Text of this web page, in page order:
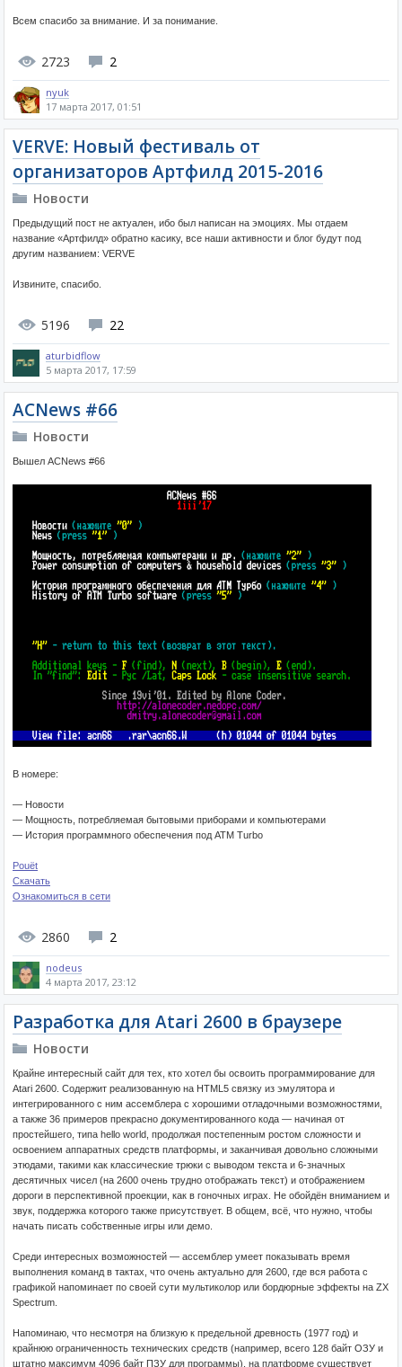
Всем спасибо за внимание. И за понимание.
2723 2
nyuk
17 марта 2017, 01:51
VERVE: Новый фестиваль от
организаторов Артфилд 2015-2016
Новости
Предыдущий пост не актуален, ибо был написан на эмоциях. Мы отдаем
название «Артфилд» обратно касику, все наши активности и блог будут под
другим названием: VERVE
Извините, спасибо.
5196 22
aturbidflow
5 марта 2017, 17:59
ACNews #66
Новости
Вышел ACNews #66
В номере:
— Новости
— Мощность, потребляемая бытовыми приборами и компьютерами
— История программного обеспечения под ATM Turbo
Pouët
Скачать
Ознакомиться в сети
2860 2
nodeus
4 марта 2017, 23:12
Разработка для Atari 2600 в браузере
Новости
Крайне интересный сайт для тех, кто хотел бы освоить программирование для
Atari 2600. Содержит реализованную на HTML5 связку из эмулятора и
интегрированного с ним ассемблера с хорошими отладочными возможностями,
а также 36 примеров прекрасно документированного кода — начиная от
простейшего, типа hello world, продолжая постепенным ростом сложности и
освоением аппаратных средств платформы, и заканчивая довольно сложными
этюдами, такими как классические трюки с выводом текста и 6-значных
десятичных чисел (на 2600 очень трудно отображать текст) и отображением
дороги в перспективной проекции, как в гоночных играх. Не обойдён вниманием и
звук, поддержка которого также присутствует. В общем, всё, что нужно, чтобы
начать писать собственные игры или демо.
Среди интересных возможностей — ассемблер умеет показывать время
выполнения команд в тактах, что очень актуально для 2600, где вся работа с
графикой напоминает по своей сути мультиколор или бордюрные эффекты на ZX
Spectrum.
Напоминаю, что несмотря на близкую к предельной древность (1977 год) и
крайнюю ограниченность технических средств (например, всего 128 байт ОЗУ и
штатно максимум 4096 байт ПЗУ для программы), на платформе существует